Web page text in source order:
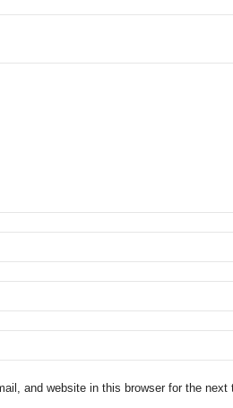
and website in this browser for the next